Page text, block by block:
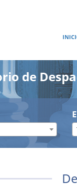
de